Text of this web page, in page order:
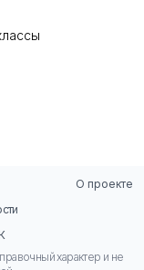
О проекте
характер и не